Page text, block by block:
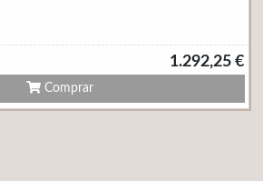
1.292,25 €
Comprar